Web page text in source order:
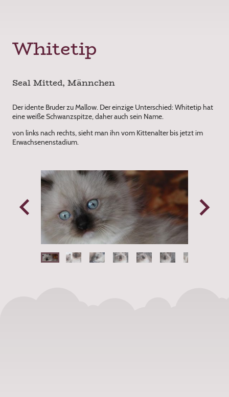
Whitetip
Seal Mitted, Männchen
Der idente Bruder zu Mallow. Der einzige Unterschied: Whitetip hat
eine weiße Schwanzspitze, daher auch sein Name.
von links nach rechts, sieht man ihn vom Kittenalter bis jetzt im
Erwachsenenstadium.